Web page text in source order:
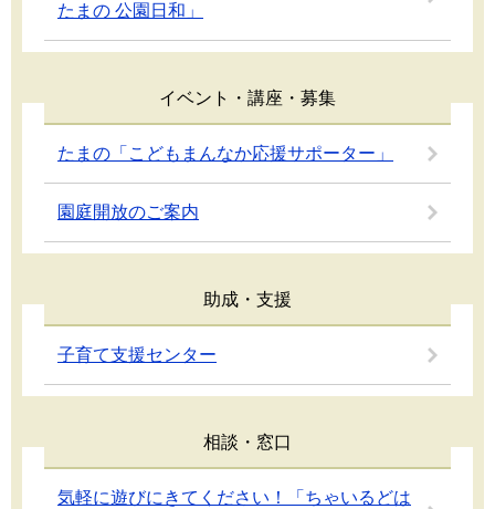
たまの 公園日和」
イベント・講座・募集
たまの「こどもまんなか応援サポーター」
園庭開放のご案内
助成・支援
子育て支援センター
相談・窓口
気軽に遊びにきてください！「ちゃいるどは